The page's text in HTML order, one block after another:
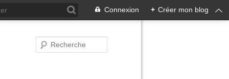
Connexion + Créer mon blog